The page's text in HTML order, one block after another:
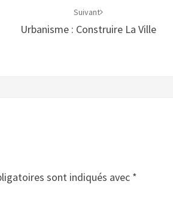
Suivant
Urbanisme : Construire La Ville
sont indiqués avec *